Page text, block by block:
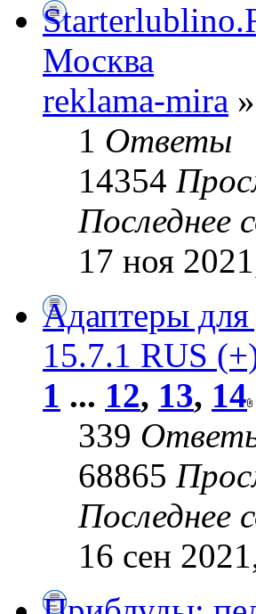
Москва
reklama-mira
1 Ответы
14354
Последнее
17 ноя
Адаптеры
15.7.1 RUS
1 ... 12, 13, 14
339
68865
Последнее
16 сен